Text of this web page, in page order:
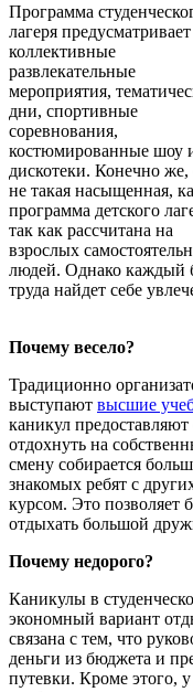
Программа
лагеря предусматривает
коллективные
развлекательные
мероприятия,
дни, спортивные
соревнования,
костюмированные шоу
дискотеки. Конечно же,
не такая насыщенная,
программа детского
так как рассчитана на
взрослых
людей. Однако каждый
труда найдет себе
Почему весело?
Традиционно
выступают высшие
каникул
отдохнуть на
смену собирается
знакомых ребят с
курсом. Это позволяет
отдыхать большой
Почему недорого?
Каникулы в
экономный вариант
связана с тем, что
деньги из бюджета и
путевки. Кроме этого,